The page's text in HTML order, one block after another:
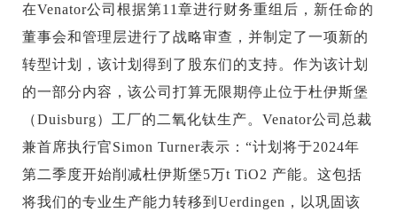
在Venator公司根据第11章进行财务重组后，新任命的
董事会和管理层进行了战略审查，并制定了一项新的
转型计划，该计划得到了股东们的支持。作为该计划
的一部分内容，该公司打算无限期停止位于杜伊斯堡
（Duisburg）工厂的二氧化钛生产。Venator公司总裁
兼首席执行官Simon Turner表示：“计划将于2024年
第二季度开始削减杜伊斯堡5万t TiO2 产能。这包括
将我们的专业生产能力转移到Uerdingen，以巩固该